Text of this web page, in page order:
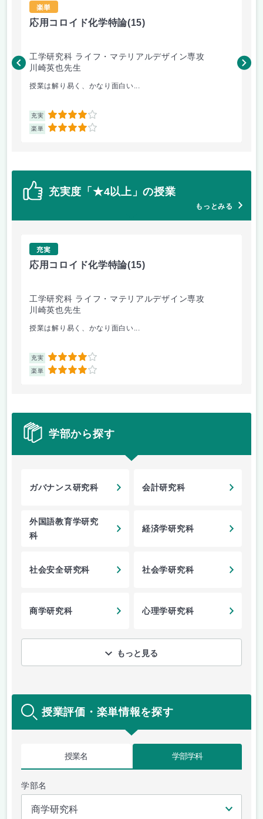
楽単
応用コロイド化学特論(15)
工学研究科 ライフ・マテリアルデザイン専攻
川崎英也先生
授業は解り易く、かなり面白い...
充実 4
楽単 4
川
充実度「★4以上」の授業
もっとみる
充実
応用コロイド化学特論(15)
工学研究科 ライフ・マテリアルデザイン専攻
川崎英也先生
授業は解り易く、かなり面白い...
充実 4
楽単 4
学部から探す
ガバナンス研究科 会計研究科
外国語教育学研究
科
経済学研究科
社会安全研究科 社会学研究科
商学研究科 心理学研究科
もっと見る
授業評価・楽単情報を探す
授業名 学部学科
学部名